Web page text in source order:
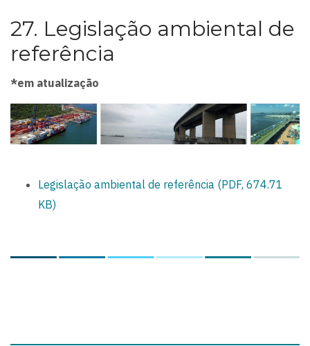
27. Legislação ambiental de
referência
*em atualização
Legislação ambiental de referência (PDF, 674.71
KB)